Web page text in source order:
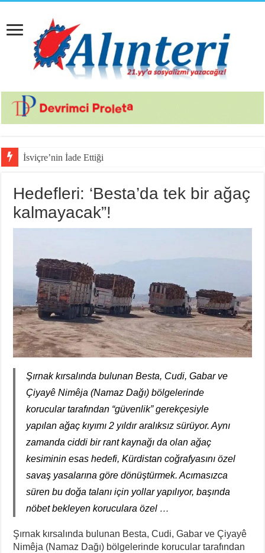
İsviçre’nin İade Ettiği Bahar Yalçı
Hedefleri: ‘Besta’da tek bir ağaç
kalmayacak”!
Şırnak kırsalında bulunan Besta, Cudi, Gabar ve
Çiyayê Nimêja (Namaz Dağı) bölgelerinde
korucular tarafından “güvenlik” gerekçesiyle
yapılan ağaç kıyımı 2 yıldır aralıksız sürüyor. Aynı
zamanda ciddi bir rant kaynağı da olan ağaç
kesiminin esas hedefi, Kürdistan coğrafyasını özel
savaş yasalarına göre dönüştürmek. Acımasızca
süren bu doğa talanı için yollar yapılıyor, başında
nöbet bekleyen koruculara özel …
Şırnak kırsalında bulunan Besta, Cudi, Gabar ve Çiyayê
Nimêja (Namaz Dağı) bölgelerinde korucular tarafından